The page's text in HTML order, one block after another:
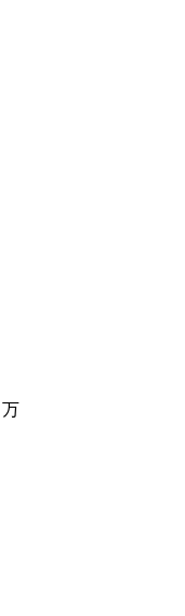
万